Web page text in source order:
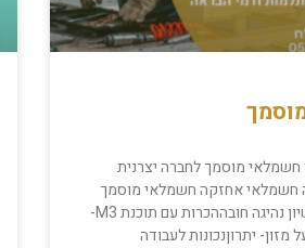
מוסמך לחברה יצרנית
חשמלאי אחזקה חשמלאי מוסמך
ומעלה- חובה רשיון נהיגה חובההכרות עם תוכנת M3-
מזון- יתרוןנכונות לעבודה